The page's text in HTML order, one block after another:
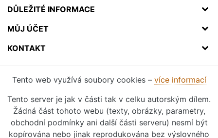
DŮLEŽITÉ INFORMACE
MŮJ ÚČET
KONTAKT
Tento web využívá soubory cookies – více informací
Tento server je jak v části tak v celku autorským dílem.
Žádná část tohoto webu (texty, obrázky, parametry,
obchodní podmínky ani další části serveru) nesmí být
kopírována nebo jinak reprodukována bez výslovného